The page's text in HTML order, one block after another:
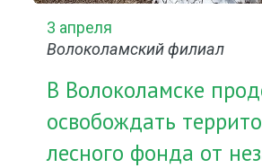
3 апреля
Волоколамский филиал
В Волоколамске
освобождать
лесного фонда от